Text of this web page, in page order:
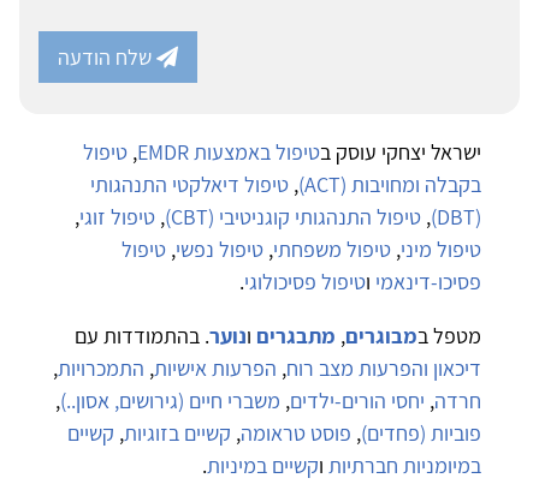
שלח הודעה
ישראל יצחקי עוסק בטיפול באמצעות EMDR , טיפול
בקבלה ומחויבות (ACT)
, טיפול דיאלקטי התנהגותי
(DBT)
, טיפול התנהגותי קוגניטיבי (CBT) , טיפול זוגי,
טיפול מיני, טיפול משפחתי, טיפול נפשי, טיפול
פסיכו-דינאמי וטיפול פסיכולוגי.
מטפל במבוגרים, מתבגרים ונוער. בהתמודדות עם
דיכאון והפרעות מצב רוח, הפרעות אישיות, התמכרויות,
חרדה, יחסי הורים-ילדים, משברי חיים (גירושים, אסון..),
פוביות (פחדים), פוסט טראומה, קשיים בזוגיות, קשיים
במיומניות חברתיות וקשיים במיניות.